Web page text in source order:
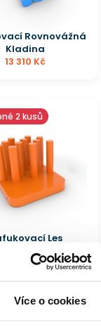
Více o cookies
Rovnovážná
Kladina
13 310 Kč
2 kusů
Les
21 810 Kč
2 kusů